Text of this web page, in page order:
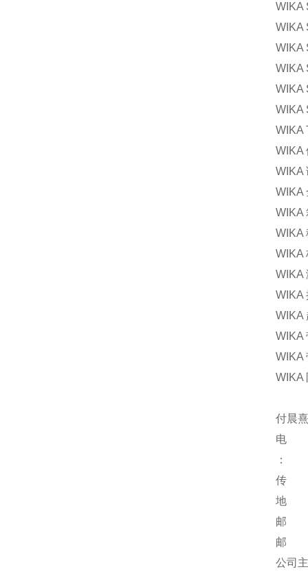
WIKA
WIKA
WIKA
WIKA
WIKA
WIKA
WIKA
WIKA
WIKA
WIKA
WIKA
WIKA
WIKA
WIKA
WIKA
WIKA
WIKA
WIKA
WIKA
付晨
电 话
：
传 真
地 址
邮
邮
公司